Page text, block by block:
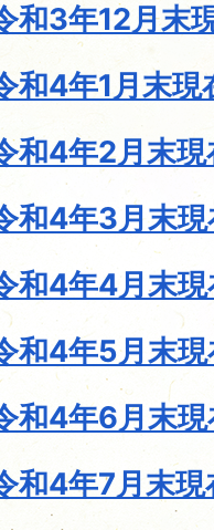
和3年12月末
和4年1月末現
和4年2月末
和4年3月末
和4年4月末
和4年5月末
和4年6月末
和4年7月末現